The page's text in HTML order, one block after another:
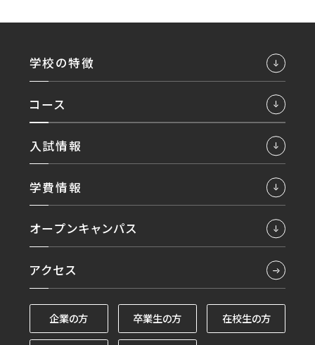
学校の特徴
コース
入試情報
学費情報
オープンキャンパス
アクセス
企業の方 卒業生の方 在校生の方